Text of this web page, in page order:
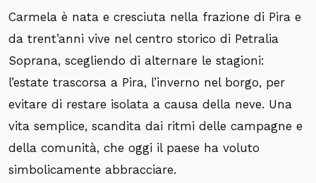
Carmela è nata e cresciuta nella frazione di Pira e
da trent’anni vive nel centro storico di Petralia
Soprana, scegliendo di alternare le stagioni:
l’estate trascorsa a Pira, l’inverno nel borgo, per
evitare di restare isolata a causa della neve. Una
vita semplice, scandita dai ritmi delle campagne e
della comunità, che oggi il paese ha voluto
simbolicamente abbracciare.